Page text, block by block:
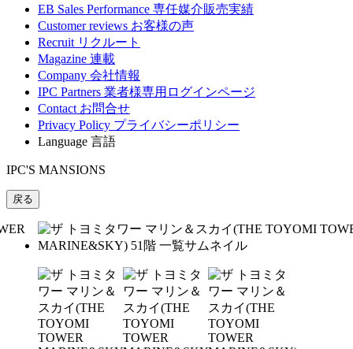
EB Sales Performance 専任媒介販売実績
Customer reviews お客様の声
Recruit リクルート
Magazine 連載
Company 会社情報
IPC Partners 業者様専用ログインページ
Contact お問合せ
Privacy Policy プライバシーポリシー
Language 言語
IPC'S MANSIONS
戻る